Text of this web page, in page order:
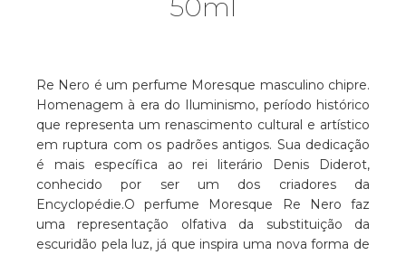
50ml
Re Nero é um perfume Moresque masculino chipre.
Homenagem à era do Iluminismo, período histórico
que representa um renascimento cultural e artístico
em ruptura com os padrões antigos. Sua dedicação
é mais específica ao rei literário Denis Diderot,
conhecido por ser um dos criadores da
Encyclopédie.O perfume Moresque Re Nero faz
uma representação olfativa da substituição da
escuridão pela luz, já que inspira uma nova forma de